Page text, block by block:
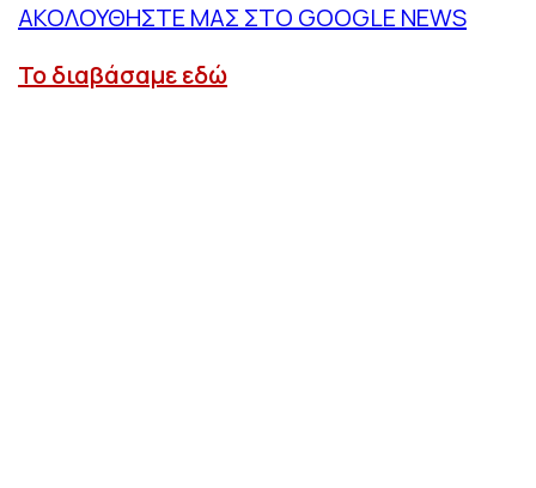
ΑΚΟΛΟΥΘΗΣΤΕ ΜΑΣ ΣΤΟ GOOGLE NEWS
Το διαβάσαμε εδώ